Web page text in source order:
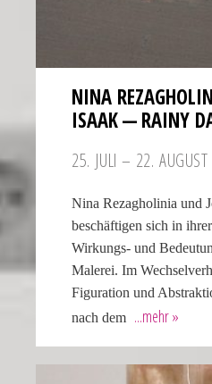
NINA
ISAAK — RAINY
25. JULI – 22.
Nina Rezagholinia und
beschäftigen sich in
Wirkungs- und
Malerei. Im
Figuration und
nach dem